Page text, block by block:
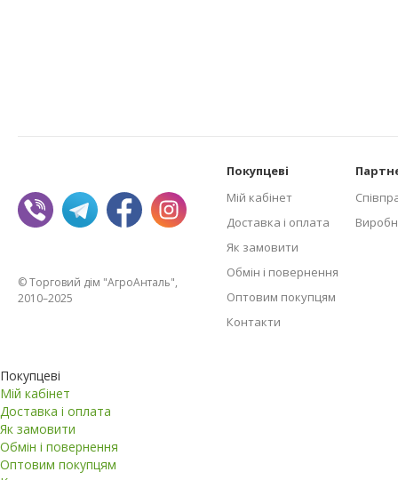
© Торговий дім "АгроАнталь",
2010–2025
Покупцеві
Мій кабінет
Доставка і оплата
Як замовити
Обмін і повернення
Оптовим покупцям
Контакти
Покупцеві
Мій кабінет
Доставка і оплата
Як замовити
Обмін і повернення
Оптовим покупцям